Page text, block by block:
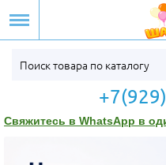
Свяжитесь в WhatsApp в